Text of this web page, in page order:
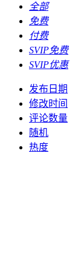
全部
免费
付费
SVIP免费
SVIP优惠
发布日期
修改时间
评论数量
随机
热度